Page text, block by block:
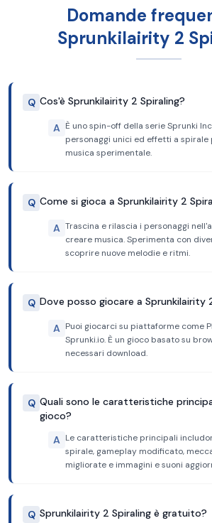
Domande
Sprunkilairity 2
Q Cos'è Sprunkilairity 2 Spiraling?
A È uno spin-off della serie Sprunki
personaggi unici ed effetti a spirale
musica sperimentale.
Q Come si gioca a Sprunkilairity 2
A Trascina e rilascia i personaggi
creare musica. Sperimenta con
scoprire nuove melodie e ritmi.
Q Dove posso giocare a Sprunkilairity
A Puoi giocarci su piattaforme come
Sprunki.io. È un gioco basato su
necessari download.
Q Quali sono le caratteristiche
gioco?
A Le caratteristiche principali
spirale, gameplay modificato,
migliorate e immagini e suoni
Q Sprunkilairity 2 Spiraling è gratuito?